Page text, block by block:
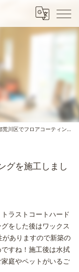
区でフロアコーティングを施工しました
グを施工しまし
ラストコートハード
をした後はワックス
ありますので新築の
すね！施工後は水拭
庭やペットがいるご